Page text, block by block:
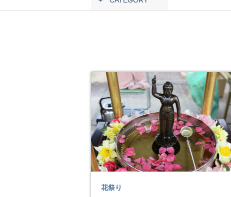
花祭り